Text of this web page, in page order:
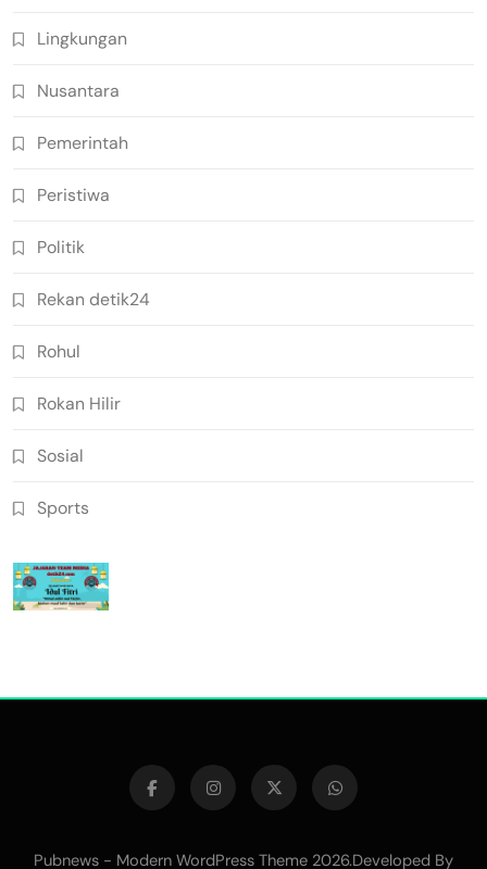
Lingkungan
Nusantara
Pemerintah
Peristiwa
Politik
Rekan detik24
Rohul
Rokan Hilir
Sosial
Sports
Pubnews - Modern WordPress Theme 2026.Developed By